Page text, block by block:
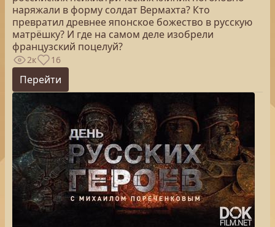
наряжали в форму солдат Вермахта? Кто
превратил древнее японское божество в русскую
матрёшку? И где на самом деле изобрели
французский поцелуй?
2к 16
Перейти